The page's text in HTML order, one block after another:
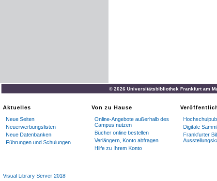
© 2026 Universitätsbibliothek Frankfurt am
Aktuelles
Neue Seiten
Neuerwerbungslisten
Neue Datenbanken
Führungen und Schulungen
Von zu Hause
Online-Angebote außerhalb des
Campus nutzen
Bücher online bestellen
Verlängern, Konto abfragen
Hilfe zu Ihrem Konto
Digitale
Frankfurter
Visual Library Server 2018